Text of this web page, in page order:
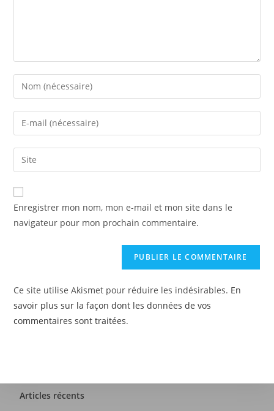
Enregistrer mon nom, mon e-mail et mon site dans le
navigateur pour mon prochain commentaire.
Ce site utilise Akismet pour réduire les indésirables. En
savoir plus sur la façon dont les données de vos
commentaires sont traitées.
Articles récents